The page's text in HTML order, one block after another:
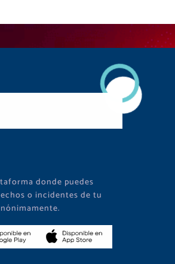
donde puedes
o incidentes de tu